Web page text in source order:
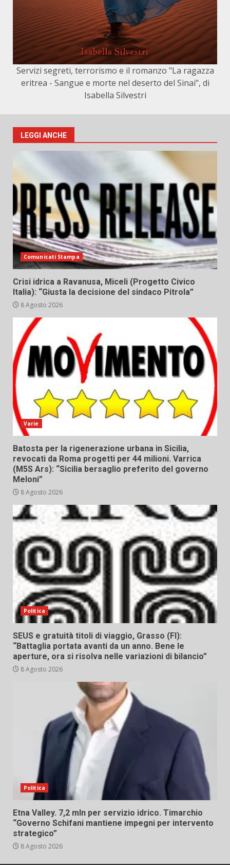
Servizi segreti, terrorismo e il romanzo "La ragazza
eritrea - Sangue e morte nel deserto del Sinai", di
Isabella Silvestri
LEGGI ANCHE
Comunicati Stampa
Crisi idrica a Ravanusa, Miceli (Progetto Civico
Italia): “Giusta la decisione del sindaco Pitrola”
8 Agosto 2026
Varie
Batosta per la rigenerazione urbana in Sicilia,
revocati da Roma progetti per 44 milioni. Varrica
(M5S Ars): “Sicilia bersaglio preferito del governo
Meloni”
8 Agosto 2026
Politica
SEUS e gratuità titoli di viaggio, Grasso (FI):
“Battaglia portata avanti da un anno. Bene le
aperture, ora si risolva nelle variazioni di bilancio”
8 Agosto 2026
Politica
Etna Valley. 7,2 mln per servizio idrico. Timarchio
“Governo Schifani mantiene impegni per intervento
strategico”
8 Agosto 2026